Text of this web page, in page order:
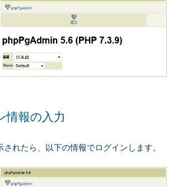
情報の入力
されたら、以下の情報でログインします。